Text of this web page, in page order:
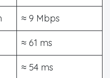
≈ 9 Mbps
≈ 61 ms
≈ 54 ms